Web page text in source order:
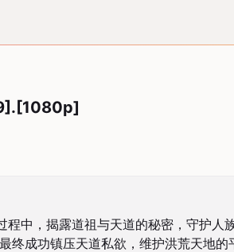
中，揭露道祖与天道的秘密，守护
成功镇压天道私欲，维护洪荒天地